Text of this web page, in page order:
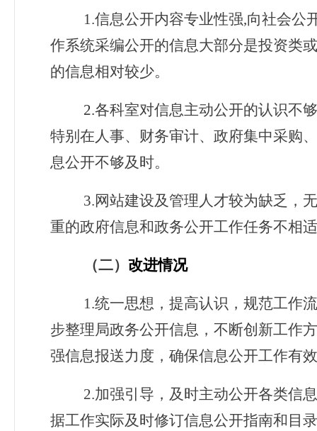
1.信息公开内容专业性强,向社会公
作系统采编公开的信息大部分是投资类
的信息相对较少。
2.各科室对信息主动公开的认识不
特别在人事、财务审计、政府集中采购
息公开不够及时。
3.网站建设及管理人才较为缺乏，
重的政府信息和政务公开工作任务不相
（二） 改进情况
1.统一思想，提高认识，规范工作
步整理局政务公开信息，不断创新工作
强信息报送力度，确保信息公开工作有
2.加强引导，及时主动公开各类信
据工作实际及时修订信息公开指南和目